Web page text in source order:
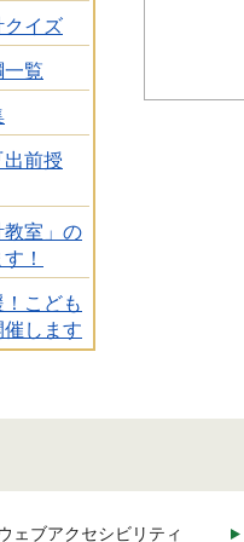
クイズ
一覧
前授
教室」の
！
！こども
します
ェブアクセシビリティ